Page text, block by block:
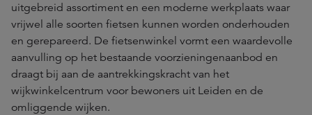
uitgebreid assortiment en een moderne werkplaats waar
vrijwel alle soorten fietsen kunnen worden onderhouden
en gerepareerd. De fietsenwinkel vormt een waardevolle
aanvulling op het bestaande voorzieningenaanbod en
draagt bij aan de aantrekkingskracht van het
wijkwinkelcentrum voor bewoners uit Leiden en de
omliggende wijken.